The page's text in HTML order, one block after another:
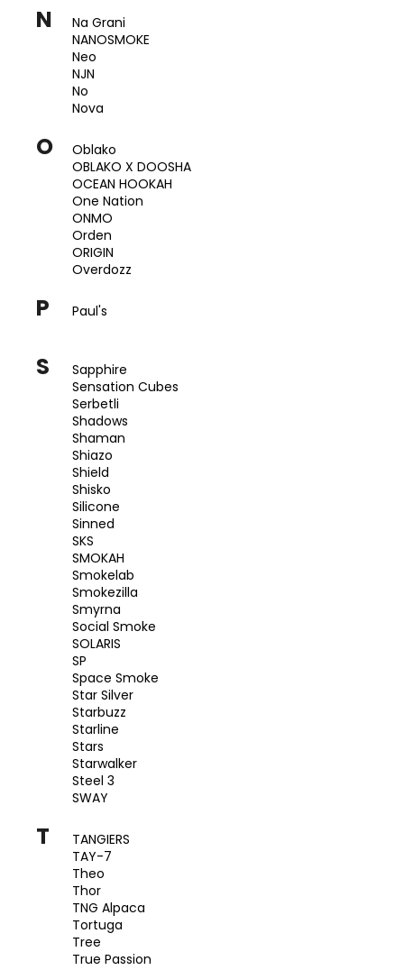
N
Na Grani
NANOSMOKE
Neo
NJN
No
Nova
O
Oblako
OBLAKO X DOOSHA
OCEAN HOOKAH
One Nation
ONMO
Orden
ORIGIN
Overdozz
P Paul's
S
Sapphire
Sensation Cubes
Serbetli
Shadows
Shaman
Shiazo
Shield
Shisko
Silicone
Sinned
SKS
SMOKAH
Smokelab
Smokezilla
Smyrna
Social Smoke
SOLARIS
SP
Space Smoke
Star Silver
Starbuzz
Starline
Stars
Starwalker
Steel 3
SWAY
T
TANGIERS
TAY-7
Theo
Thor
TNG Alpaca
Tortuga
Tree
True Passion